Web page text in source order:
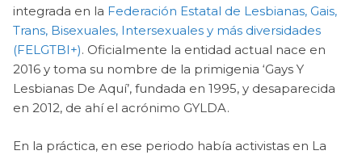
integrada en la Federación Estatal de Lesbianas, Gais,
Trans, Bisexuales, Intersexuales y más diversidades
(FELGTBI+). Oficialmente la entidad actual nace en
2016 y toma su nombre de la primigenia ‘Gays Y
Lesbianas De Aquí’, fundada en 1995, y desaparecida
en 2012, de ahí el acrónimo GYLDA.
En la práctica, en ese periodo había activistas en La